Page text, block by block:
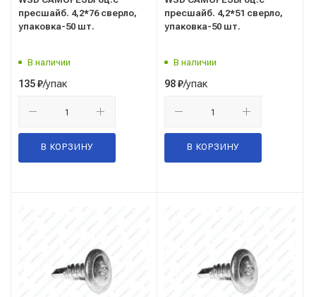
пресшайб. 4,2*76 сверло,
упаковка-50 шт.
В наличии
135₽/упак
В КОРЗИНУ
пресшайб. 4,2*51 сверло,
упаковка-50 шт.
В наличии
98₽/упак
В КОРЗИНУ